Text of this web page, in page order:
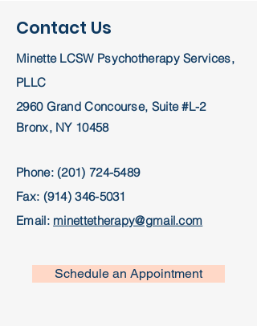
Contact Us
Minette LCSW Psychotherapy Services,
PLLC
2960 Grand Concourse, Suite #L-2
Bronx, NY 10458
Phone:(201) 724-5489
Fax: (914) 346-5031
Email: minettetherapy@gmail.com
Schedule an Appointment